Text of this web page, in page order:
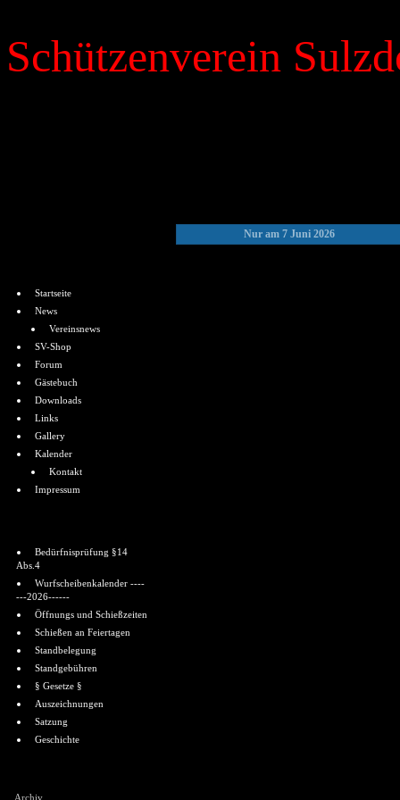
Schützenverein
Startseite
News
Vereinsnews
SV-Shop
Forum
Gästebuch
Downloads
Links
Gallery
Kalender
Kontakt
Impressum
Bedürfnisprüfung §14
Abs.4
Wurfscheibenkalender ----
---2026------
Öffnungs und Schießzeiten
Schießen an Feiertagen
Standbelegung
Standgebühren
§ Gesetze §
Auszeichnungen
Satzung
Geschichte
Archiv
Nur am 7 Juni 2026